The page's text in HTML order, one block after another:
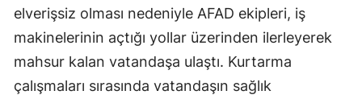
elverişsiz olması nedeniyle AFAD ekipleri, iş
makinelerinin açtığı yollar üzerinden ilerleyerek
mahsur kalan vatandaşa ulaştı. Kurtarma
çalışmaları sırasında vatandaşın sağlık